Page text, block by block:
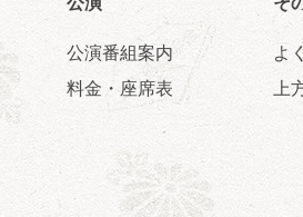
★菟道亭配信あり 配
第2回 智之介・力造 二人会
公演番組案内
料金・座席表
よ
上